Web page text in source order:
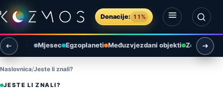
Preskoči na sadržaj
Donacije: 11%
Otvori izbornik
Otvori pretragu
Mjesec Egzoplaneti Međuzvjezdani objekti Zemlja i
Naslovnica Jeste li znali?
JESTE LI ZNALI?